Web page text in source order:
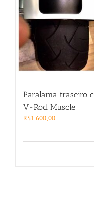
Paralama traseiro
V-Rod Muscle
R$1.600,00